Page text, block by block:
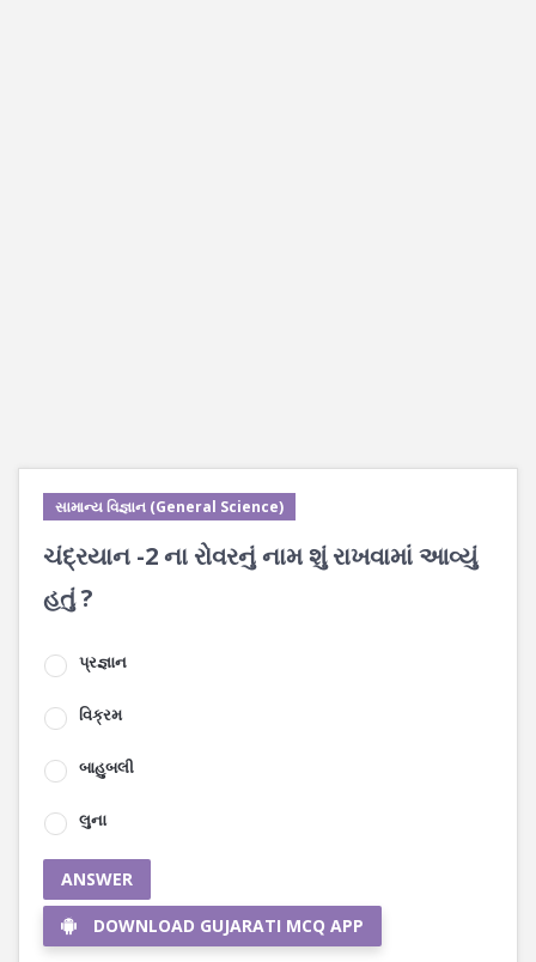
સામાન્ય વિજ્ઞાન (General Science)
ચંદ્રયાન -2 ના રોવરનું નામ શું રાખવામાં આવ્યું
હતું ?
પ્રજ્ઞાન
વિક્રમ
બાહુબલી
લુના
ANSWER
DOWNLOAD GUJARATI MCQ APP